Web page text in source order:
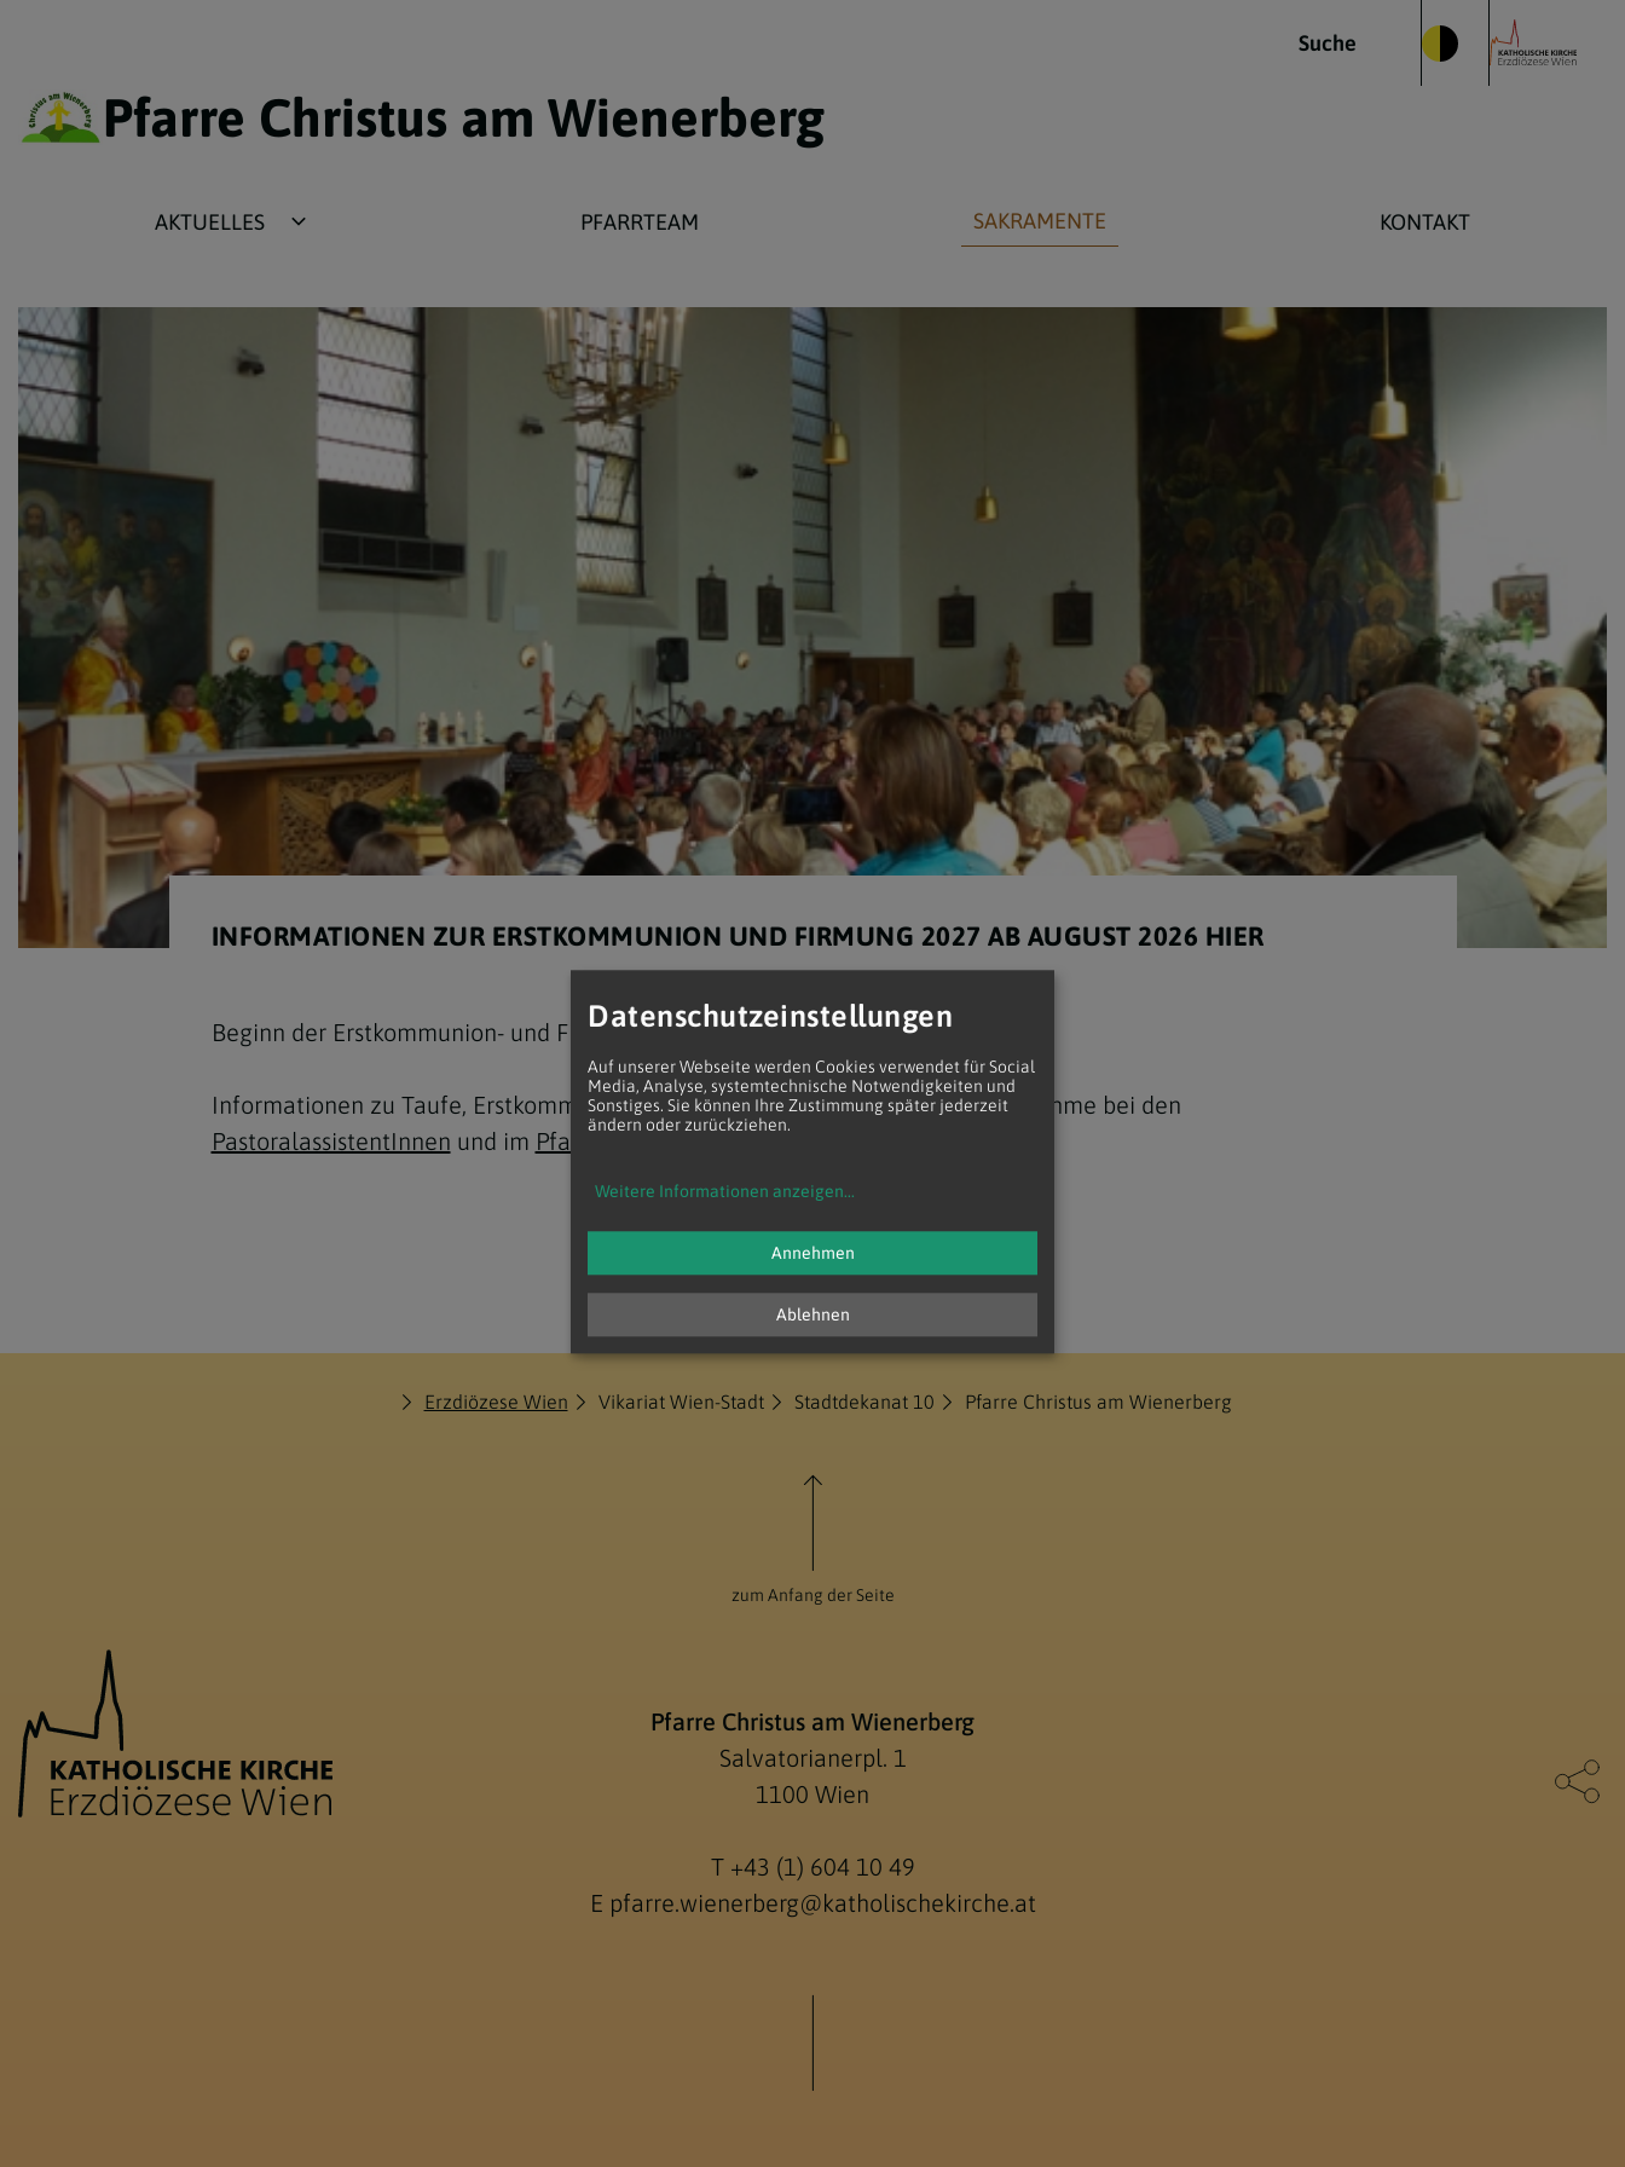
Suche
Pfarre Christus am Wienerberg
AKTUELLES
Plakate
Fotos
Tagesevangelium
PFARRTEAM SAKRAMENTE KONTAKT
INFORMATIONEN ZUR ERSTKOMMUNION UND FIRMUNG 2027 AB AUGUST 2026 HIER
Beginn der Erstkommunion- und Firmvorbereitung im Oktober 2026.
Informationen zu Taufe, Erstkommunion, Firmung, Trauungen und Wiederaufnahme bei den
PastoralassistentInnen und im Pfarrbüro
Erzdiözese Wien Vikariat Wien-Stadt Stadtdekanat 10 Pfarre Christus am Wienerberg
zum Anfang der Seite
Pfarre Christus am Wienerberg
Salvatorianerpl. 1
1100 Wien
T +43 (1) 604 10 49
E pfarre.wienerberg@katholischekirche.at
Datenschutzeinstellungen
Auf unserer Webseite werden Cookies verwendet für Social
Media, Analyse, systemtechnische Notwendigkeiten und
Sonstiges. Sie können Ihre Zustimmung später jederzeit
ändern oder zurückziehen.
Weitere Informationen anzeigen...
Ablehnen
Annehmen